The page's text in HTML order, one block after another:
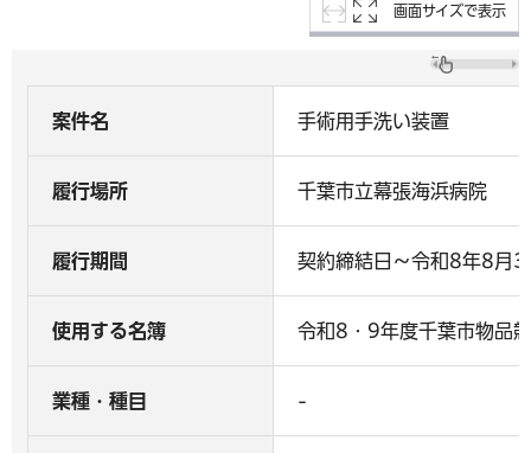
画面サイズで表示
案件名 手術用手洗い装置
履行場所 千葉市立幕張海浜病院
履行期間 契約締結日～令和8年8月
使用する名簿 令和8・9年度千葉市物品
業種・種目 -